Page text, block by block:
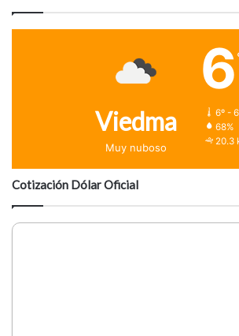
Viedma
Muy nuboso
6
6º -
68%
20.3
Cotización Dólar Oficial